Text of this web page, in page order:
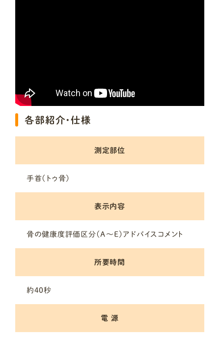
各部紹介・仕様
測定部位
手首（トゥ骨）
表示内容
骨の健康度評価区分（A～E）アドバイスコメント
所要時間
約40秒
電 源